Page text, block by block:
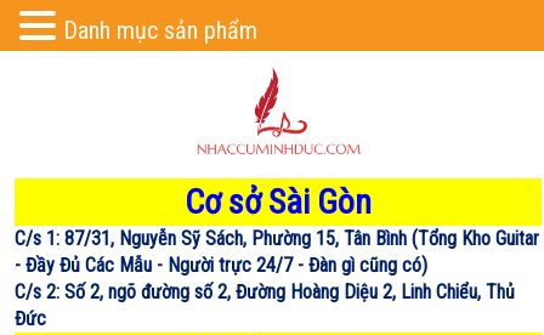
Cơ sở Sài Gòn
C/s 1: 87/31, Nguyễn Sỹ Sách, Phường 15, Tân Bình (Tổng Kho Guitar
- Đầy Đủ Các Mẫu - Người trực 24/7 - Đàn gì cũng có)
C/s 2: Số 2, ngõ đường số 2, Đường Hoàng Diệu 2, Linh Chiểu, Thủ
Đức
Danh mục sản phẩm